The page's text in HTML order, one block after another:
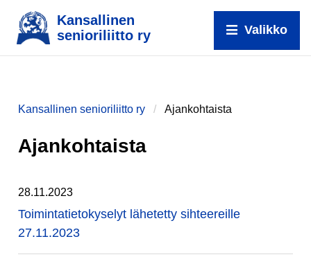
Kansallinen
senioriliitto ry
Valikko
Kansallinen senioriliitto ry Ajankohtaista
Ajankohtaista
28.11.2023
Toimintatietokyselyt lähetetty sihteereille
27.11.2023